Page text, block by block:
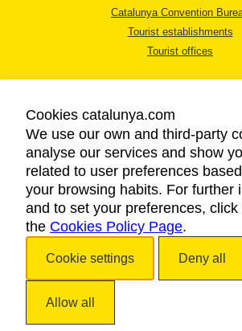
Catalunya Convention
Tourist establishments
Tourist offices
LEGAL NOTICE
PRIVACY POLICY
COOKIES POLICY
ACCESSIBILITY
Cookies catalunya.com
We use our own and third-party
analyse our services and show
related to user preferences
your browsing habits. For further
and to set your preferences, click
the Cookies Policy Page.
Cookie settings Deny all
Allow all